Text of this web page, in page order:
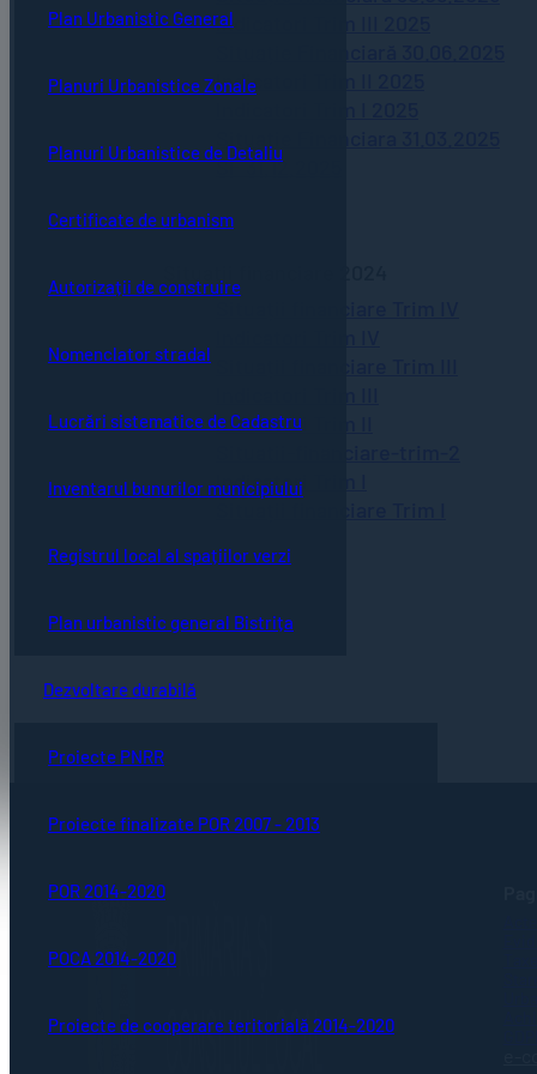
Plan Urbanistic General
Planuri Urbanistice Zonale
Planuri Urbanistice de Detaliu
Certificate de urbanism
Autorizații de construire
Nomenclator stradal
Lucrări sistematice de Cadastru
Inventarul bunurilor municipiului
Registrul local al spațiilor verzi
Plan urbanistic general Bistrița
Dezvoltare durabilă
Proiecte PNRR
Proiecte finalizate POR 2007 - 2013
POR 2014-2020
POCA 2014-2020
Proiecte de cooperare teritorială 2014-2020
Indicatori Trim III 2025
Indicatori Trim II 2025
SF 31.12.2025
Indicatori Trim II
Indicatori Trim I
e-